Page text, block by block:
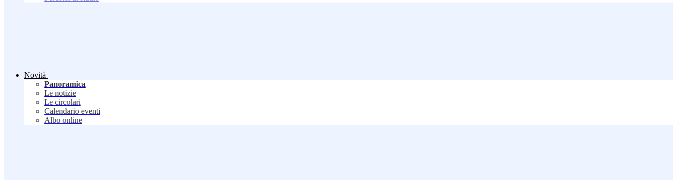
Novità
Panoramica
Le notizie
Le circolari
Calendario eventi
Albo online